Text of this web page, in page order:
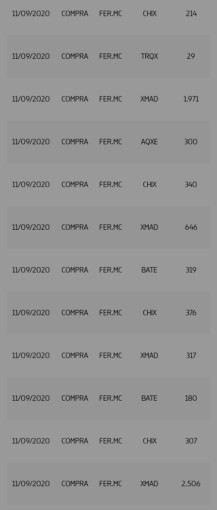
11/09/2020 COMPRA FER.MC CHIX 214
11/09/2020 COMPRA FER.MC TRQX 29
11/09/2020 COMPRA FER.MC XMAD 1.971
11/09/2020 COMPRA FER.MC AQXE 300
11/09/2020 COMPRA FER.MC CHIX 340
11/09/2020 COMPRA FER.MC XMAD 646
11/09/2020 COMPRA FER.MC BATE 319
11/09/2020 COMPRA FER.MC CHIX 376
11/09/2020 COMPRA FER.MC XMAD 317
11/09/2020 COMPRA FER.MC BATE 180
11/09/2020 COMPRA FER.MC CHIX 307
11/09/2020 COMPRA FER.MC XMAD 2.506